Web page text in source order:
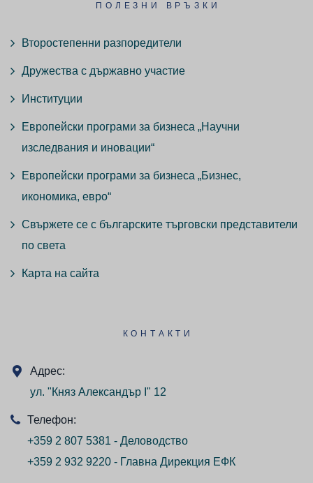
ПОЛЕЗНИ ВРЪЗКИ
Второстепенни разпоредители
Дружества с държавно участие
Институции
Европейски програми за бизнеса „Научни
изследвания и иновации“
Европейски програми за бизнеса „Бизнес,
икономика, евро“
Свържете се с българските търговски представители
по света
Карта на сайта
КОНТАКТИ
Адрес:
ул. "Княз Александър I" 12
Телефон:
+359 2 807 5381 - Деловодство
+359 2 932 9220 - Главна Дирекция ЕФК